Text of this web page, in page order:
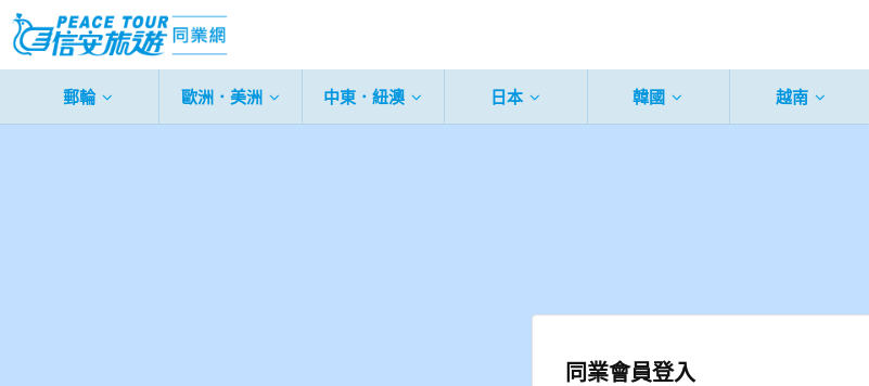
郵輪 歐洲．美洲 中東．紐澳 日本 韓國 越南
同業會員登入